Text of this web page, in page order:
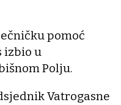
pomoć
izbio u
Polju.
Vatrogasne